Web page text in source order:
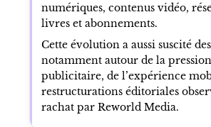
numériques, contenus vidéo,
livres et abonnements.
Cette évolution a aussi suscité
notamment autour de la pression
publicitaire, de l’expérience
restructurations éditoriales
rachat par Reworld Media.